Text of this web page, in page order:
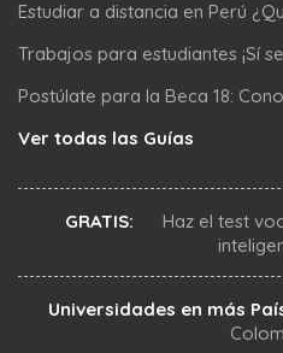
Estudiar a distancia en Perú
Trabajos para estudiantes ¡Sí
Postúlate para la Beca 18:
Ver todas las Guías
GRATIS: Haz el test
Universidades en más